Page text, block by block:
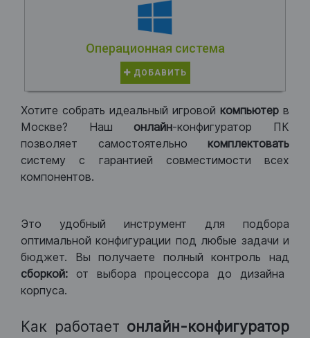
Операционная система
ДОБАВИТЬ
Хотите собрать идеальный игровой компьютер в
Москве? Нашонлайн-конфигуратор ПК
позволяет самостоятельно комплектовать
систему с гарантией совместимости всех
компонентов.
Это удобный инструмент для подбора
оптимальной конфигурации под любые задачи и
бюджет. Вы получаете полный контроль над
сборкой: от выбора процессора до дизайна
корпуса.
Как работает онлайн-конфигуратор